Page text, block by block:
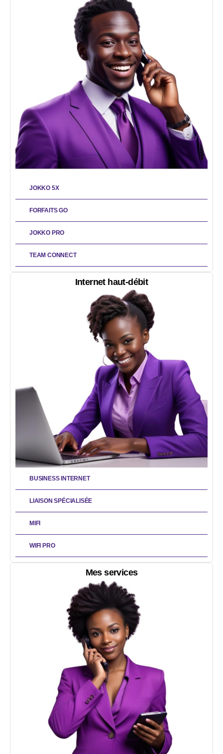
JOKKO 5X
FORFAITS GO
JOKKO PRO
TEAM CONNECT
Internet haut-débit
BUSINESS INTERNET
LIAISON SPÉCIALISÉE
MIFI
WIFI PRO
Mes services